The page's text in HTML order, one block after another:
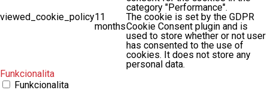
category "Performance".
viewed_cookie_policy11
months
The cookie is set by the GDPR
Cookie Consent plugin and is
used to store whether or not user
has consented to the use of
cookies. It does not store any
personal data.
Funkcionalita
Funkcionalita